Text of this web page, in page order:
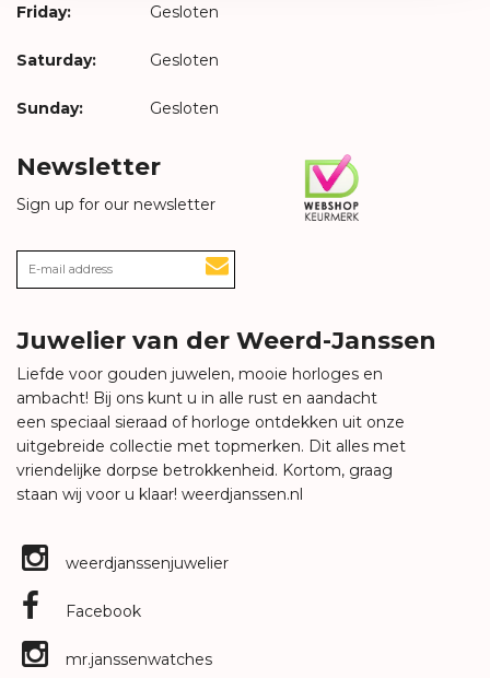
Friday: Gesloten
Saturday: Gesloten
Sunday: Gesloten
Newsletter
Sign up for our newsletter
Juwelier van der Weerd-Janssen
Liefde voor gouden juwelen, mooie horloges en
ambacht! Bij ons kunt u in alle rust en aandacht
een speciaal sieraad of horloge ontdekken uit onze
uitgebreide collectie met topmerken. Dit alles met
vriendelijke dorpse betrokkenheid. Kortom, graag
staan wij voor u klaar! weerdjanssen.nl
weerdjanssenjuwelier
Facebook
mr.janssenwatches